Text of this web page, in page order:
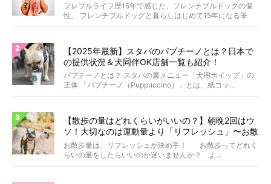
フレブルライフ歴15年で感じた、フレンチブルドッグの個
性。 フレンチブルドッグと暮らしはじめて15年になる筆
者...
【2025年最新】スタバのパプチーノとは？日本で
の提供状況＆犬同伴OK店舗一覧も紹介！
パプチーノとは？ スタバの裏メニュー「犬用ホイップ」の
正体 「パプチーノ（Puppuccino）」とは、紙コッ...
【散歩の量はどれくらいがいいの？】朝晩2回はウ
ソ！大切なのは運動量より「リフレッシュ」〜お散
歩にまつわる疑問FAQつき〜
お散歩量は、リフレッシュが決め手！ お散歩ってどれく
らいの量をしたらいいのか迷いませんか？ よ...